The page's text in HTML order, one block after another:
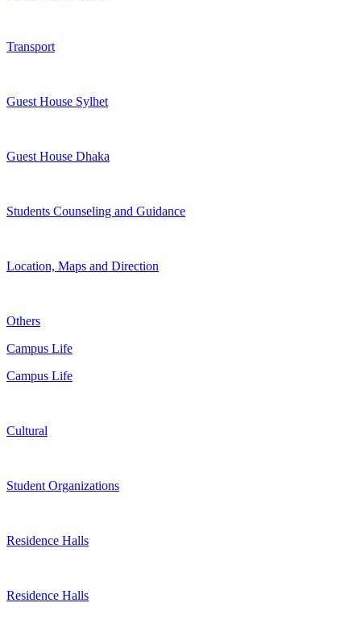
Transport
Guest House Sylhet
Guest House Dhaka
Students Counseling and Guidance
Location, Maps and Direction
Others
Campus Life
Campus Life
Cultural
Student Organizations
Residence Halls
Residence Halls